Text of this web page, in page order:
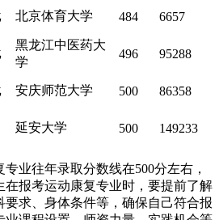
北京体育大学 484 6657
黑龙江中医药大
学
496 95288
安庆师范大学 500 86358
延安大学 500 149233
业往年录取分数线在500分左右，
在报考运动康复专业时，要提前了解
求、身体条件等，确保自己符合报